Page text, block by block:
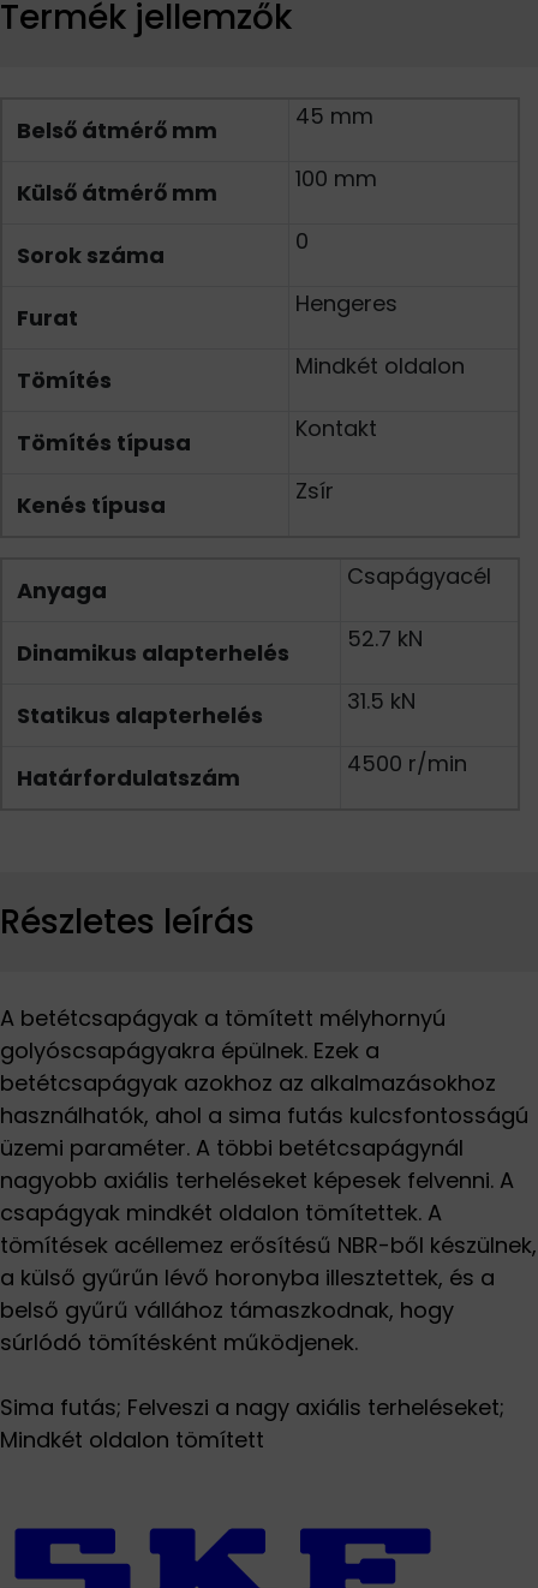
Termék jellemzők
Belső átmérő mm 45 mm
Külső átmérő mm 100 mm
Sorok száma 0
Furat Hengeres
Tömítés Mindkét oldalon
Tömítés típusa Kontakt
Kenés típusa Zsír
Anyaga Csapágyacél
Dinamikus alapterhelés 52.7 kN
Statikus alapterhelés 31.5 kN
Határfordulatszám 4500 r/min
Részletes leírás
A betétcsapágyak a tömített mélyhornyú
golyóscsapágyakra épülnek. Ezek a
betétcsapágyak azokhoz az alkalmazásokhoz
használhatók, ahol a sima futás kulcsfontosságú
üzemi paraméter. A többi betétcsapágynál
nagyobb axiális terheléseket képesek felvenni. A
csapágyak mindkét oldalon tömítettek. A
tömítések acéllemez erősítésű NBR-ből készülnek,
a külső gyűrűn lévő horonyba illesztettek, és a
belső gyűrű vállához támaszkodnak, hogy
súrlódó tömítésként működjenek.
Sima futás; Felveszi a nagy axiális terheléseket;
Mindkét oldalon tömített